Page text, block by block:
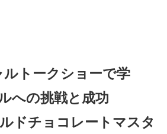
トークショーで学
への挑戦と成功
ドチョコレートマスタ